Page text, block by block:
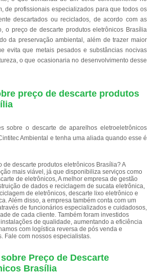
de profissionais especializados para que todos os
descartados ou reciclados, de acordo com as
o preço de descarte produtos eletrônicos Brasília
da preservação ambiental, além de trazer maior
evita que metais pesados e substâncias nocivas
o que ocasionaria no desenvolvimento desse
preço de descarte produtos
sobre o descarte de aparelhos eletroeletrônicos
Ambiental e tenha uma aliada quando esse é
de descarte produtos eletrônicos Brasília? A
mais viável, já que disponibiliza serviços como
de eletrônicos, A melhor empresa de gestão
de dados e reciclagem de sucata eletrônica,
de eletrônicos, descarte lixo eletrônico e
Além disso, a empresa também conta com um
de funcionários especializados e cuidadosos,
de cada cliente. Também foram investidos
de qualidade, aumentando a eficiência
com logística reversa de pós venda e
Fale com nossos especialistas.
Preço de Descarte
Brasília